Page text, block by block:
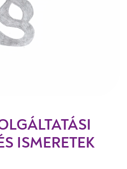
ISMERETEK